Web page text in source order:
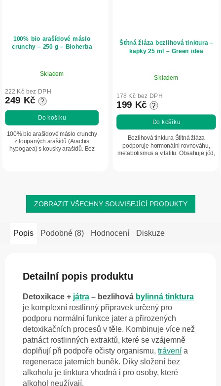
100% bio arašídové máslo
crunchy – 250 g – Bioherba
Skladem
222 Kč bez DPH
249 Kč ?
Do košíku
100% bio arašídové máslo crunchy
z loupaných arašídů (Arachis
hypogaea) s kousky arašídů. Bez
Štítná žláza bezlihová tinktura –
kapky 25 ml – Green idea
Skladem
178 Kč bez DPH
199 Kč ?
Do košíku
Bezlihová tinktura Štítná žláza
podporuje hormonální rovnováhu,
metabolismus a vitalitu. Obsahuje jód,
ZOBRAZIT VŠECHNY SOUVISEJÍCÍ PRODUKTY
Popis Podobné (8) Hodnocení Diskuze
Detailní popis produktu
Detoxikace + játra – bezlihová bylinná tinktura
je komplexní rostlinný přípravek určený pro
podporu normální funkce jater a přirozených
detoxikačních procesů v těle. Kombinuje více než
patnáct rostlinných extraktů, které se vzájemně
doplňují při podpoře očisty organismu, trávení a
regenerace jaterních buněk. Díky složení bez
alkoholu je tinktura vhodná i pro osoby, které
alkohol neužívají.